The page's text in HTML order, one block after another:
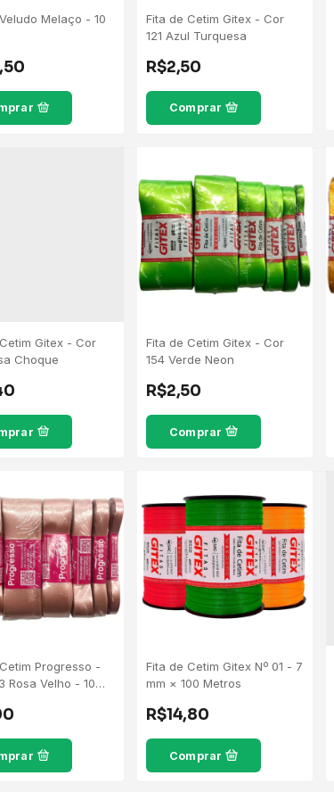
Melaço - 10
Fita de Cetim Gitex - Cor
121 Azul Turquesa
R$2,50
Comprar
Gitex - Cor
Choque
Fita de Cetim Gitex - Cor
154 Verde Neon
R$2,50
Comprar
Progresso -
Rosa Velho - 10
Fita de Cetim Gitex Nº 01 - 7
mm × 100 Metros
R$14,80
Comprar